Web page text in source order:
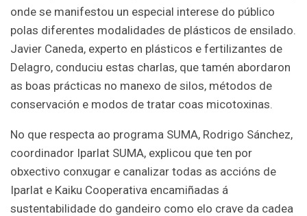
onde se manifestou un especial interese do público
polas diferentes modalidades de plásticos de ensilado.
Javier Caneda, experto en plásticos e fertilizantes de
Delagro, conduciu estas charlas, que tamén abordaron
as boas prácticas no manexo de silos, métodos de
conservación e modos de tratar coas micotoxinas.
No que respecta ao programa SUMA, Rodrigo Sánchez,
coordinador Iparlat SUMA, explicou que ten por
obxectivo conxugar e canalizar todas as accións de
Iparlat e Kaiku Cooperativa encamiñadas á
sustentabilidade do gandeiro como elo crave da cadea